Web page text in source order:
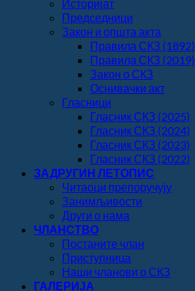
Историјат
Председници
Закон и општа акта
Правила СКЗ (1892)
Правила СКЗ (2019)
Закон о СКЗ
Оснивачки акт
Гласници
Гласник СКЗ (2025)
Гласник СКЗ (2024)
Гласник СКЗ (2023)
Гласник СКЗ (2022)
ЗАДРУГИН ЛЕТОПИС
Читаоци препоручују
Занимљивости
Други о нама
ЧЛАНСТВО
Постаните члан
Приступница
Наши чланови о СКЗ
ГАЛЕРИЈА